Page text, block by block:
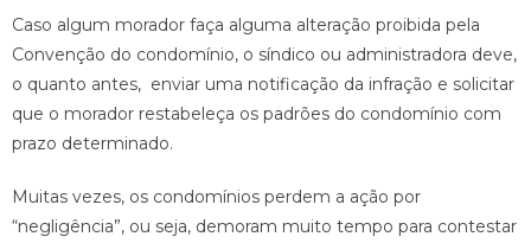
Caso algum morador faça alguma alteração proibida pela
Convenção do condomínio, o síndico ou administradora deve,
o quanto antes, enviar uma notificação da infração e solicitar
que o morador restabeleça os padrões do condomínio com
prazo determinado.
Muitas vezes, os condomínios perdem a ação por
“negligência”, ou seja, demoram muito tempo para contestar